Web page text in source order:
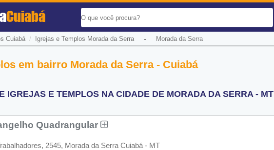
Cuiabá
Cuiabá/ Igrejas e Templos Morada da Serra- Morada da Serra
em bairro Morada da Serra - Cuiabá
IGREJAS E TEMPLOS NA CIDADE DE MORADA DA SERRA - MT
Quadrangular
2545, Morada da Serra Cuiabá - MT